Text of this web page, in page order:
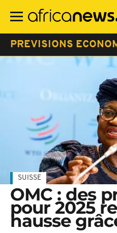
contenu
PREVISIONS
SUISSE
OMC : des
pour 2025
hausse